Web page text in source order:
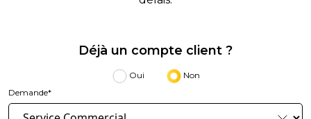
Déjà un compte client ?
Oui
Non
Demande*